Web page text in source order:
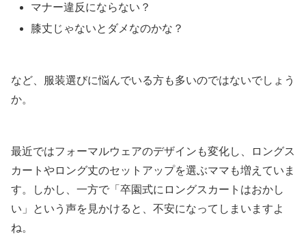
マナー違反にならない？
膝丈じゃないとダメなのかな？
など、服装選びに悩んでいる方も多いのではないでしょう
か。
最近ではフォーマルウェアのデザインも変化し、ロングス
カートやロング丈のセットアップを選ぶママも増えていま
す。しかし、一方で「卒園式にロングスカートはおかし
い」という声を見かけると、不安になってしまいますよ
ね。